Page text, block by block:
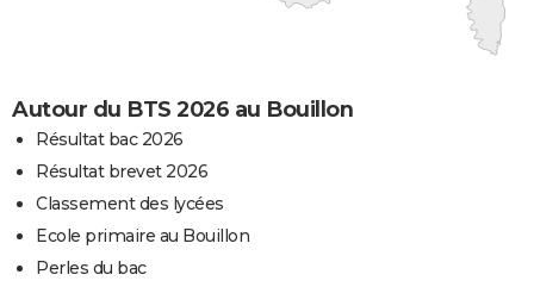
Autour du BTS 2026 au Bouillon
Résultat bac 2026
Résultat brevet 2026
Classement des lycées
Ecole primaire au Bouillon
Perles du bac